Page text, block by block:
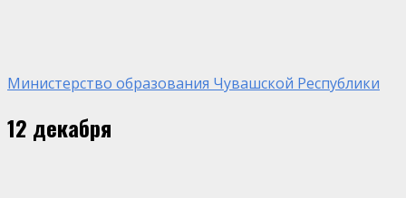
Министерство образования Чувашской Республики
12 декабря